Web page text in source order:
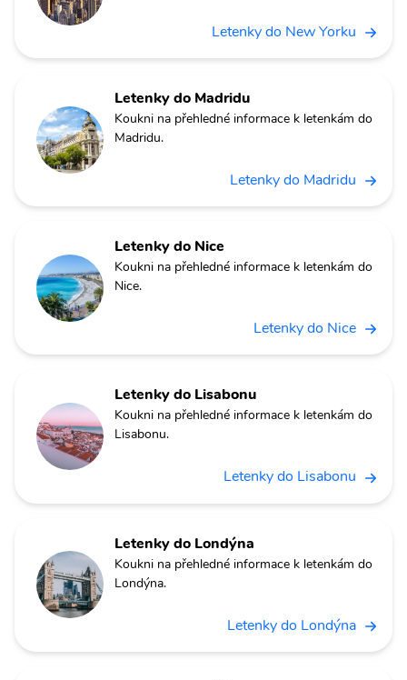
Letenky do New Yorku
Letenky do Madridu
Koukni na přehledné informace k letenkám do
Madridu.
Letenky do Madridu
Letenky do Nice
Koukni na přehledné informace k letenkám do
Nice.
Letenky do Nice
Letenky do Lisabonu
Koukni na přehledné informace k letenkám do
Lisabonu.
Letenky do Lisabonu
Letenky do Londýna
Koukni na přehledné informace k letenkám do
Londýna.
Letenky do Londýna